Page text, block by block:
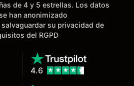
que
mucha
razón,
un mercado
a los
de 4 y 5 estrellas. Los datos
han anonimizado
su privacidad de
del RGPD
4.6